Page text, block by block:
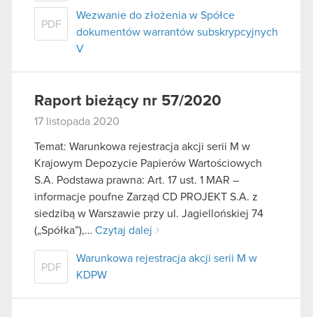
PDF
Wezwanie do złożenia w Spółce
dokumentów warrantów subskrypcyjnych
V
Raport bieżący nr 57/2020
17 listopada 2020
Temat: Warunkowa rejestracja akcji serii M w
Krajowym Depozycie Papierów Wartościowych
S.A. Podstawa prawna: Art. 17 ust. 1 MAR –
informacje poufne Zarząd CD PROJEKT S.A. z
siedzibą w Warszawie przy ul. Jagiellońskiej 74
(„Spółka”),… Czytaj dalej
PDF
Warunkowa rejestracja akcji serii M w
KDPW